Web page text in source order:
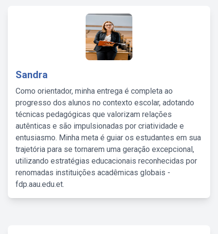
Sandra
Como orientador, minha entrega é completa ao
progresso dos alunos no contexto escolar, adotando
técnicas pedagógicas que valorizam relações
autênticas e são impulsionadas por criatividade e
entusiasmo. Minha meta é guiar os estudantes em sua
trajetória para se tornarem uma geração excepcional,
utilizando estratégias educacionais reconhecidas por
renomadas instituições acadêmicas globais -
fdp.aau.edu.et.